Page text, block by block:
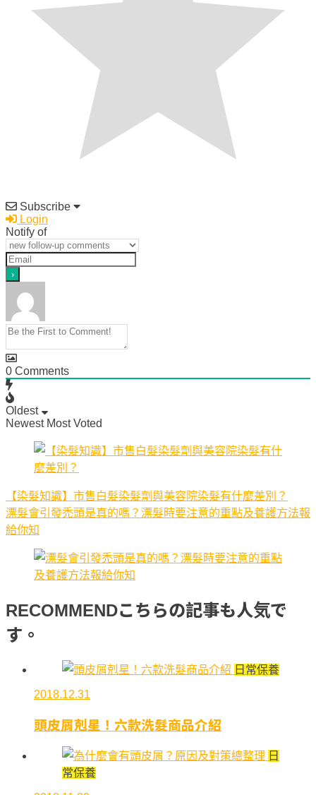
Subscribe
Login
Notify of
0 Comments
Oldest
Newest Most Voted
【染髮知識】市售白髮染髮劑與美容院染髮有什麼差別？
漂髮會引發禿頭是真的嗎？漂髮時要注意的重點及養護方法報
給你知
RECOMMENDこちらの記事も人気で
す。
日常保養
2018.12.31
頭皮屑剋星！六款洗髮商品介紹
日
常保養